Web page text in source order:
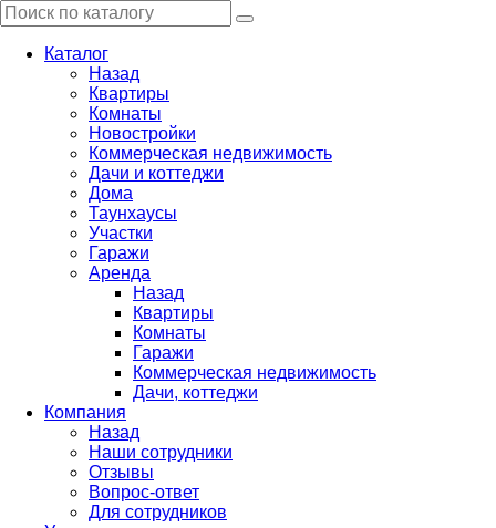
Каталог
Назад
Квартиры
Комнаты
Новостройки
Коммерческая недвижимость
Дачи и коттеджи
Дома
Таунхаусы
Участки
Гаражи
Аренда
Назад
Квартиры
Комнаты
Гаражи
Коммерческая недвижимость
Дачи, коттеджи
Компания
Назад
Наши сотрудники
Отзывы
Вопрос-ответ
Для сотрудников